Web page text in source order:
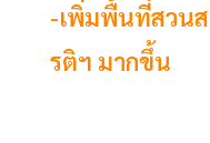
-เพิ่มพื้นที่สวนส
รติฯ มากขึ้น